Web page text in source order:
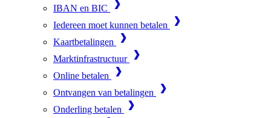
IBAN en BIC
Iedereen moet kunnen betalen
Kaartbetalingen
Marktinfrastructuur
Online betalen
Ontvangen van betalingen
Onderling betalen